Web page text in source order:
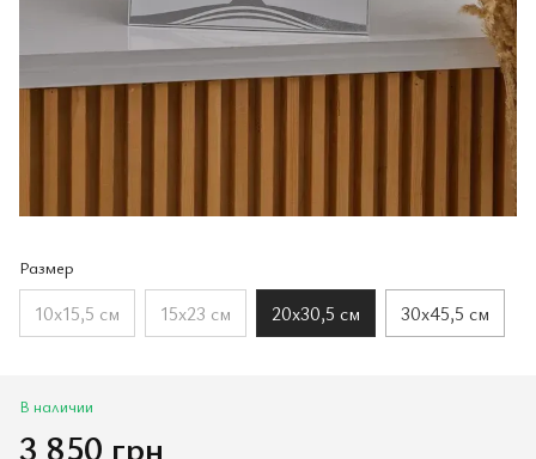
Размер
10х15,5 см 15х23 см 20х30,5 см 30х45,5 см
В наличии
3 850 грн